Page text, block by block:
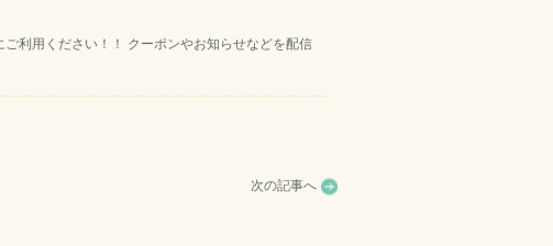
利用ください！！ クーポンやお知らせなどを配信
次の記事へ